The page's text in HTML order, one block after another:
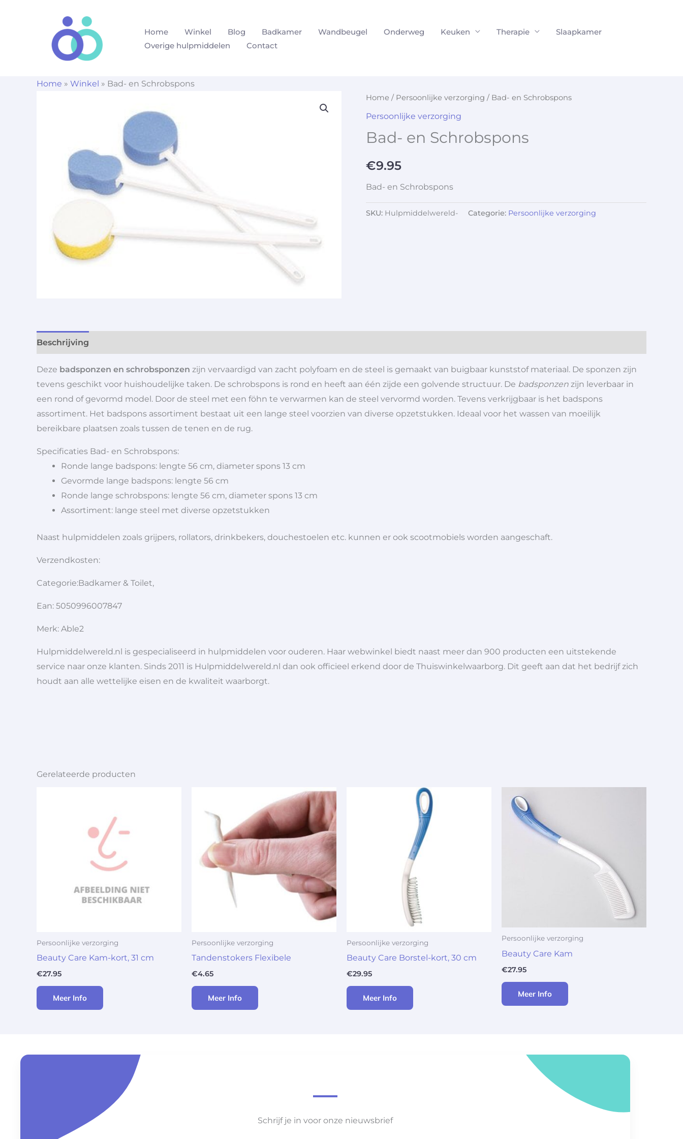
Home Winkel Blog Badkamer Wandbeugel Onderweg Keuken Therapie
Slaapkamer
Overige hulpmiddelen
Contact
Home » Winkel » Bad- en Schrobspons
Home / Persoonlijke verzorging / Bad- en Schrobspons
Persoonlijke verzorging
Bad- en Schrobspons
€9.95
Bad- en Schrobspons
SKU: Hulpmiddelwereld- Categorie: Persoonlijke verzorging
Beschrijving
Deze badsponzen en schrobsponzen zijn vervaardigd van zacht polyfoam en de steel is gemaakt van buigbaar kunststof materiaal. De sponzen zijn
tevens geschikt voor huishoudelijke taken. De schrobspons is rond en heeft aan één zijde een golvende structuur. De badsponzen zijn leverbaar in
een rond of gevormd model. Door de steel met een föhn te verwarmen kan de steel vervormd worden. Tevens verkrijgbaar is het badspons
assortiment. Het badspons assortiment bestaat uit een lange steel voorzien van diverse opzetstukken. Ideaal voor het wassen van moeilijk
bereikbare plaatsen zoals tussen de tenen en de rug.
Specificaties Bad- en Schrobspons:
Ronde lange badspons: lengte 56 cm, diameter spons 13 cm
Gevormde lange badspons: lengte 56 cm
Ronde lange schrobspons: lengte 56 cm, diameter spons 13 cm
Assortiment: lange steel met diverse opzetstukken
Naast hulpmiddelen zoals grijpers, rollators, drinkbekers, douchestoelen etc. kunnen er ook scootmobiels worden aangeschaft.
Verzendkosten:
Categorie:Badkamer & Toilet,
Ean: 5050996007847
Merk: Able2
Hulpmiddelwereld.nl is gespecialiseerd in hulpmiddelen voor ouderen. Haar webwinkel biedt naast meer dan 900 producten een uitstekende
service naar onze klanten. Sinds 2011 is Hulpmiddelwereld.nl dan ook officieel erkend door de Thuiswinkelwaarborg. Dit geeft aan dat het bedrijf zich
houdt aan alle wettelijke eisen en de kwaliteit waarborgt.
Gerelateerde producten
Persoonlijke verzorging
Beauty Care Kam-kort, 31 cm
€27.95
Meer Info
Persoonlijke verzorging
Tandenstokers Flexibele
€4.65
Meer Info
Persoonlijke verzorging
Beauty Care Borstel-kort, 30 cm
€29.95
Meer Info
Persoonlijke verzorging
Beauty Care Kam
€27.95
Meer Info
Schrijf je in voor onze nieuwsbrief